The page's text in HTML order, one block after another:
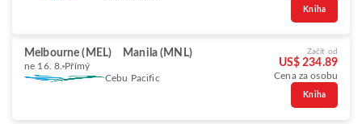
Kniha
Melbourne (MEL) Manila (MNL)
ne 16. 8. Přímý
Cebu Pacific
Začít od
US$ 234.89
Cena za osobu
Kniha